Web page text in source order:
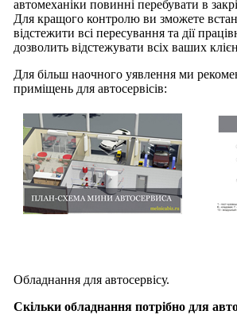
автомеханіки повинні перебувати в
Для кращого контролю ви зможете
відстежити всі пересування та дії
дозволить відстежувати всіх ваших
Для більш наочного уявлення ми
приміщень для автосервісів:
Обладнання для автосервісу.
Скільки обладнання потрібно для